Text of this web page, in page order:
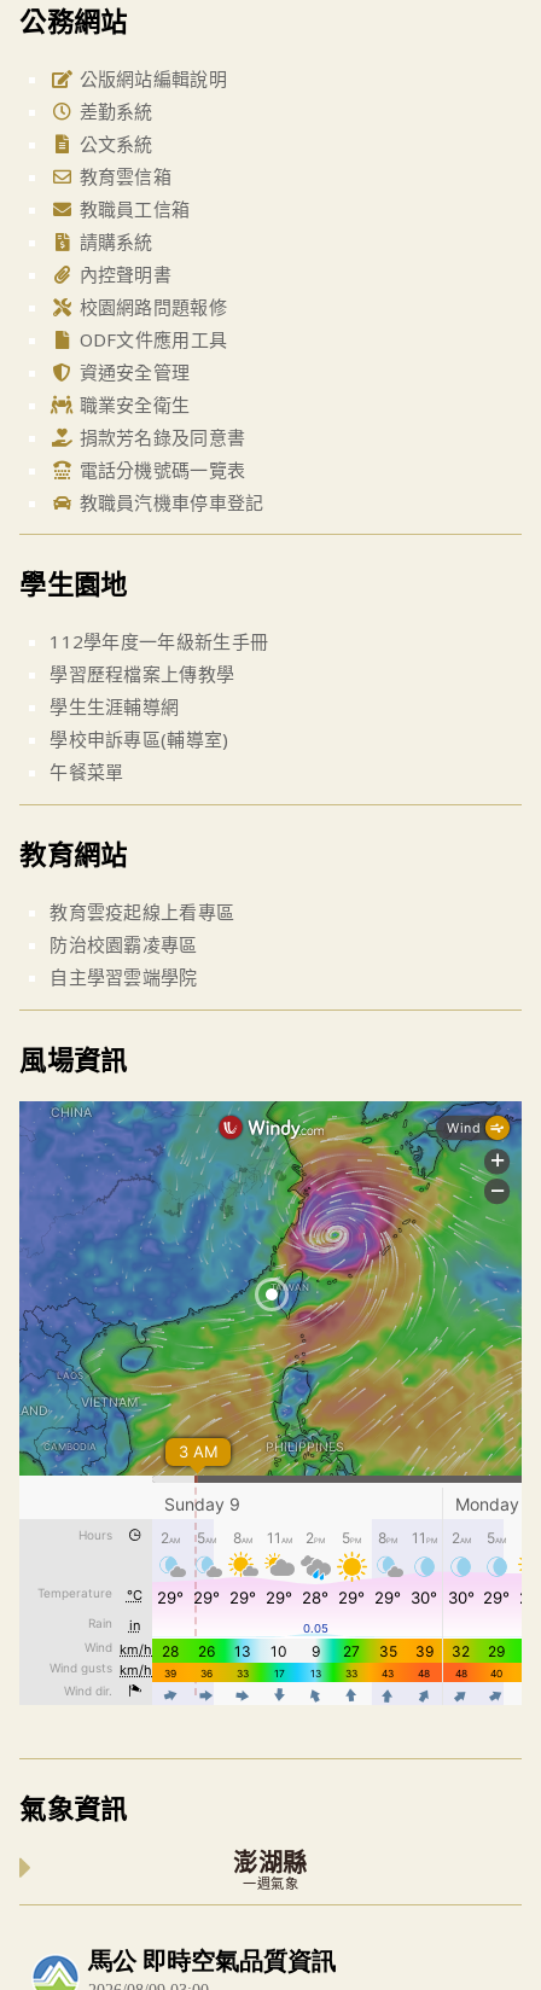
公務網站
公版網站編輯說明
差勤系統
公文系統
教育雲信箱
教職員工信箱
請購系統
內控聲明書
校園網路問題報修
ODF文件應用工具
資通安全管理
職業安全衛生
捐款芳名錄及同意書
電話分機號碼一覽表
教職員汽機車停車登記
學生園地
112學年度一年級新生手冊
學習歷程檔案上傳教學
學生生涯輔導網
學校申訴專區(輔導室)
午餐菜單
教育網站
教育雲疫起線上看專區
防治校園霸凌專區
自主學習雲端學院
風場資訊
氣象資訊
澎湖縣
一週氣象
內嵌空氣品質小工具為視覺預覽，完整即時空